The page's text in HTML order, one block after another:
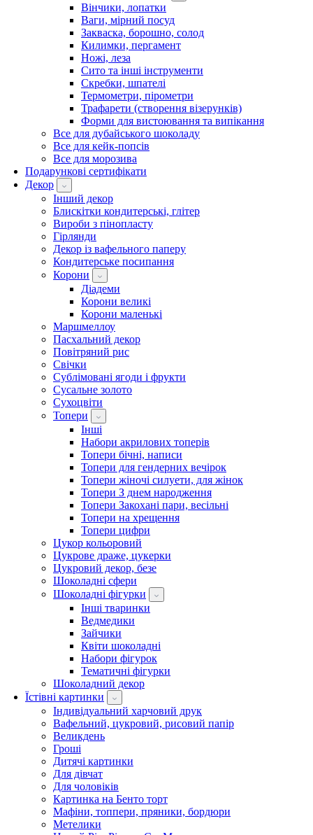
Вінчики, лопатки
Ваги, мірний посуд
Закваска, борошно, солод
Килимки, пергамент
Ножі, леза
Сито та інші інструменти
Скребки, шпателі
Термометри, пірометри
Трафарети (створення візерунків)
Форми для вистоювання та випікання
Все для дубайського шоколаду
Все для кейк-попсів
Все для морозива
Подарункові сертифікати
Декор
Інший декор
Блискітки кондитерські, глітер
Вироби з пінопласту
Гірлянди
Декор із вафельного паперу
Кондитерське посипання
Корони
Діадеми
Корони великі
Корони маленькі
Маршмеллоу
Пасхальний декор
Повітряний рис
Свічки
Сублімовані ягоди і фрукти
Сусальне золото
Сухоцвіти
Топери
Інші
Набори акрилових топерів
Топери бічні, написи
Топери для гендерних вечірок
Топери жіночі силуети, для жінок
Топери З днем ​​народження
Топери Закохані пари, весільні
Топери на хрещення
Топери цифри
Цукор кольоровий
Цукрове драже, цукерки
Цукровий декор, безе
Шоколадні сфери
Шоколадні фігурки
Інші тваринки
Ведмедики
Зайчики
Квіти шоколадні
Набори фігурок
Тематичні фігурки
Шоколадний декор
Їстівні картинки
Індивідуальний харчовий друк
Вафельний, цукровий, рисовий папір
Великдень
Гроші
Дитячі картинки
Для дівчат
Для чоловіків
Картинка на Бенто торт
Мафіни, топпери, пряники, бордюри
Метелики